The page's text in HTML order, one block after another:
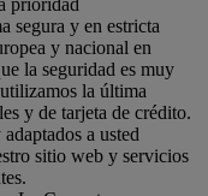
prioridad
segura y en estricta
y nacional en
la seguridad es muy
la última
y de tarjeta de crédito.
a usted
sitio web y servicios